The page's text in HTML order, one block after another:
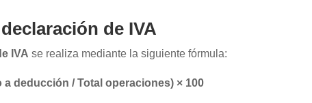
de IVA
IVA se realiza mediante la siguiente fórmula:
deducción / Total operaciones) × 100